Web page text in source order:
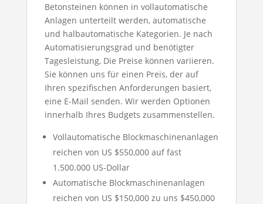
Betonsteinen können in vollautomatische
Anlagen unterteilt werden, automatische
und halbautomatische Kategorien. Je nach
Automatisierungsgrad und benötigter
Tagesleistung, Die Preise können variieren.
Sie können uns für einen Preis, der auf
Ihren spezifischen Anforderungen basiert,
eine E-Mail senden. Wir werden Optionen
innerhalb Ihres Budgets zusammenstellen.
Vollautomatische Blockmaschinenanlagen
reichen von US $550,000 auf fast
1.500.000 US-Dollar
Automatische Blockmaschinenanlagen
reichen von US $150,000 zu uns $450,000